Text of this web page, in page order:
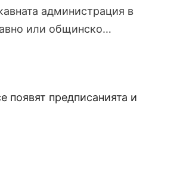
администрация в
или общинско…
появят предписанията и